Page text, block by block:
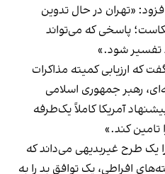
«تهران در حال تدوین
پاسخی که می‌تواند
تفسیر شود.»
که ارزیابی کمیته مذاکرات
رهبر جمهوری اسلامی
آمریکا کاملاً یک‌طرفه
تامین کند.»
یک طرح غیربدیهی می‌داند که
افراطی، یک توافق بد را به